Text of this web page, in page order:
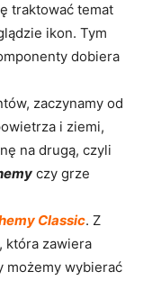
traktować temat
ikon. Tym
dobiera
zaczynamy od
i ziemi,
na drugą, czyli
czy grze
Classic. Z
która zawiera
możemy wybierać